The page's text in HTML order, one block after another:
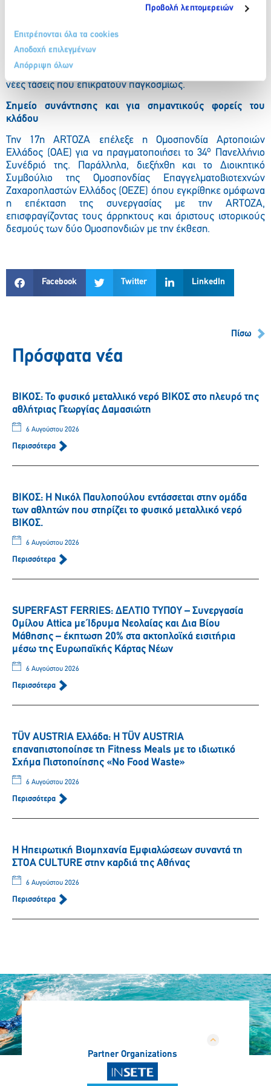
Προβολή λεπτομερειών
Επιτρέπονται όλα τα cookies
Αποδοχή επιλεγμένων
Απόρριψη όλων
σειρά από παρουσιάσεις και ομιλίες, κεντρίζοντας το
επαγγελματιών. Το ειδικά διαμορφωμένο stage ήταν
καθημερινά από νωρίς το πρωί κατάμεστο προσφέροντας
στους εκατοντάδες επισκέπτες πολύτιμες συμβουλές,
γνώσεις, τεχνικές και ιδέες, αλλά και παρουσιάζοντας τις
νέες τάσεις που επικρατούν παγκοσμίως.
Σημείο συνάντησης και για σημαντικούς φορείς του
κλάδου
Την 17η ARTOZA επέλεξε η Ομοσπονδία Αρτοποιών
Ελλάδος (ΟΑΕ) για να πραγματοποιήσει το 34ο
Πανελλήνιο
Συνέδριό της. Παράλληλα, διεξήχθη και το Διοικητικό
Συμβούλιο της Ομοσπονδίας Επαγγελματοβιοτεχνών
Ζαχαροπλαστών Ελλάδος (ΟΕΖΕ) όπου εγκρίθηκε ομόφωνα
η επέκταση της συνεργασίας με την ARTOZA,
επισφραγίζοντας τους άρρηκτους και άριστους ιστορικούς
δεσμούς των δύο Ομοσπονδιών με την έκθεση.
Facebook Twitter LinkedIn
Πίσω
Πρόσφατα νέα
ΒΙΚΟΣ: Το φυσικό μεταλλικό νερό ΒΙΚΟΣ στο πλευρό της
αθλήτριας Γεωργίας Δαμασιώτη
6 Αυγούστου 2026
Περισσότερα
ΒΙΚΟΣ: Η Νικόλ Παυλοπούλου εντάσσεται στην ομάδα
των αθλητών που στηρίζει το φυσικό μεταλλικό νερό
ΒΙΚΟΣ.
6 Αυγούστου 2026
Περισσότερα
SUPERFAST FERRIES: ΔΕΛΤΙΟ ΤΥΠΟΥ – Συνεργασία
Ομίλου Attica με Ίδρυμα Νεολαίας και Δια Βίου
Μάθησης – έκπτωση 20% στα ακτοπλοϊκά εισιτήρια
μέσω της Ευρωπαϊκής Κάρτας Νέων
6 Αυγούστου 2026
Περισσότερα
TÜV AUSTRIA Ελλάδα: Η TÜV AUSTRIA
επαναπιστοποίησε τη Fitness Meals με το ιδιωτικό
Σχήμα Πιστοποίησης «No Food Waste»
6 Αυγούστου 2026
Περισσότερα
Η Ηπειρωτική Βιομηχανία Εμφιαλώσεων συναντά τη
ΣΤΟΑ CULTURE στην καρδιά της Αθήνας
6 Αυγούστου 2026
Περισσότερα
Partner Organizations